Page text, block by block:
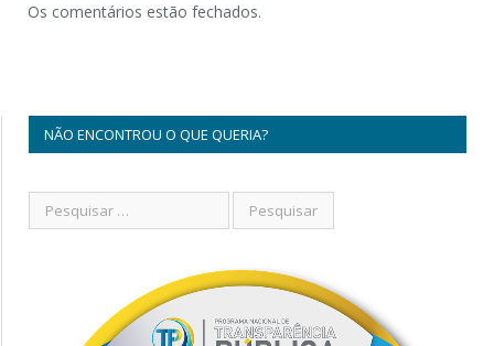
Os comentários estão fechados.
NÃO ENCONTROU O QUE QUERIA?